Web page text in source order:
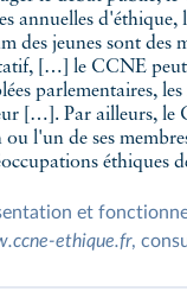
annuelles
des jeunes sont
[…] le CCNE peut
parlementaires,
[…]. Par ailleurs, le
ou l'un de ses
éthiques
et
,